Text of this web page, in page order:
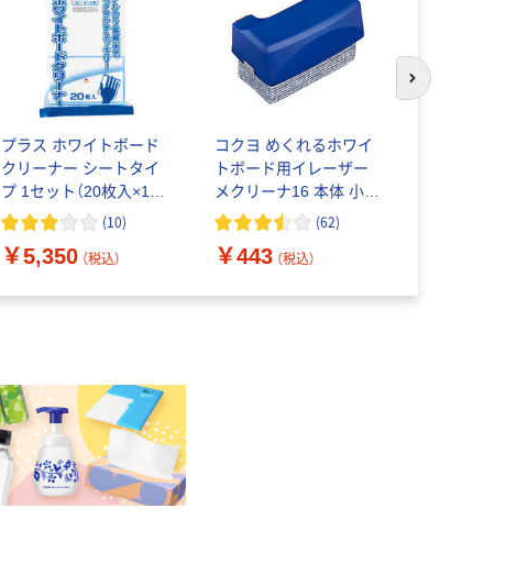
プラス ホワイトボード
クリーナー シートタイ
プ 1セット（20枚入×12
パック） WCL-423418
(10)
￥5,350 （税込）
コクヨ めくれるホワイ
トボード用イレーザー
メクリーナ16 本体 小
RA-32
(62)
￥443 （税込）
次のスライド